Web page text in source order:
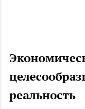
реальность